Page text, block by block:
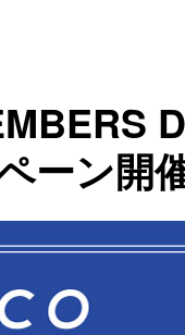
ーン開